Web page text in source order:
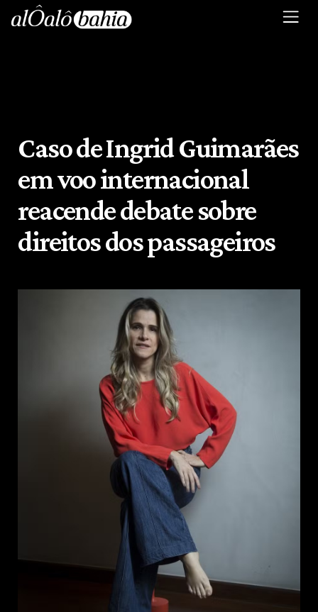
Caso de Ingrid Guimarães
em voo internacional
reacende debate sobre
direitos dos passageiros